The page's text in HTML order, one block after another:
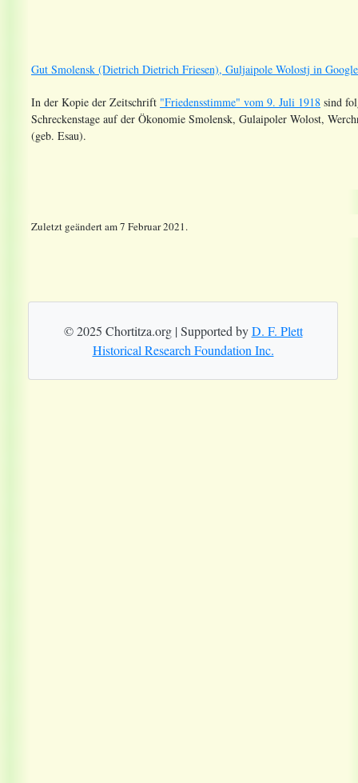
Gut Smolensk (Dietrich Dietrich Friesen), Guljaipole Wolostj in
In der Kopie der Zeitschrift "Friedensstimme" vom 9. Juli 1918 sind
Schreckenstage auf der Ökonomie Smolensk, Gulaipoler Wolost,
(geb. Esau).
Zuletzt geändert am 7 Februar 2021.
© 2025 Chortitza.org | Supported byD. F. Plett
Historical Research Foundation Inc.